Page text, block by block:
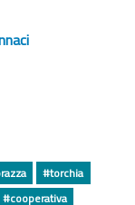
#torchia
#cooperativa